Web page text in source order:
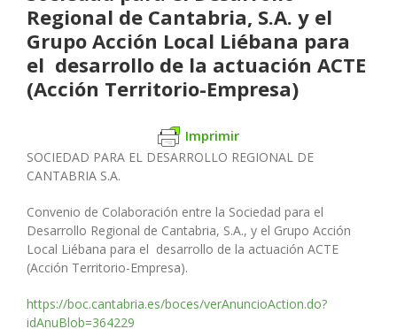
Regional de Cantabria, S.A. y el
Grupo Acción Local Liébana para
el desarrollo de la actuación ACTE
(Acción Territorio-Empresa)
Imprimir
SOCIEDAD PARA EL DESARROLLO REGIONAL DE
CANTABRIA S.A.
Convenio de Colaboración entre la Sociedad para el
Desarrollo Regional de Cantabria, S.A., y el Grupo Acción
Local Liébana para el desarrollo de la actuación ACTE
(Acción Territorio-Empresa).
https://boc.cantabria.es/boces/verAnuncioAction.do?
idAnuBlob=364229